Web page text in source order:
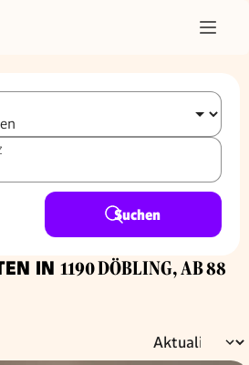
Suchen
IN 1190 DÖBLING, AB 88